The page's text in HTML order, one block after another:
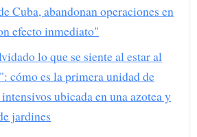
Cuba, abandonan operaciones en
efecto inmediato"
lo que se siente al estar al
cómo es la primera unidad de
ubicada en una azotea y
jardines